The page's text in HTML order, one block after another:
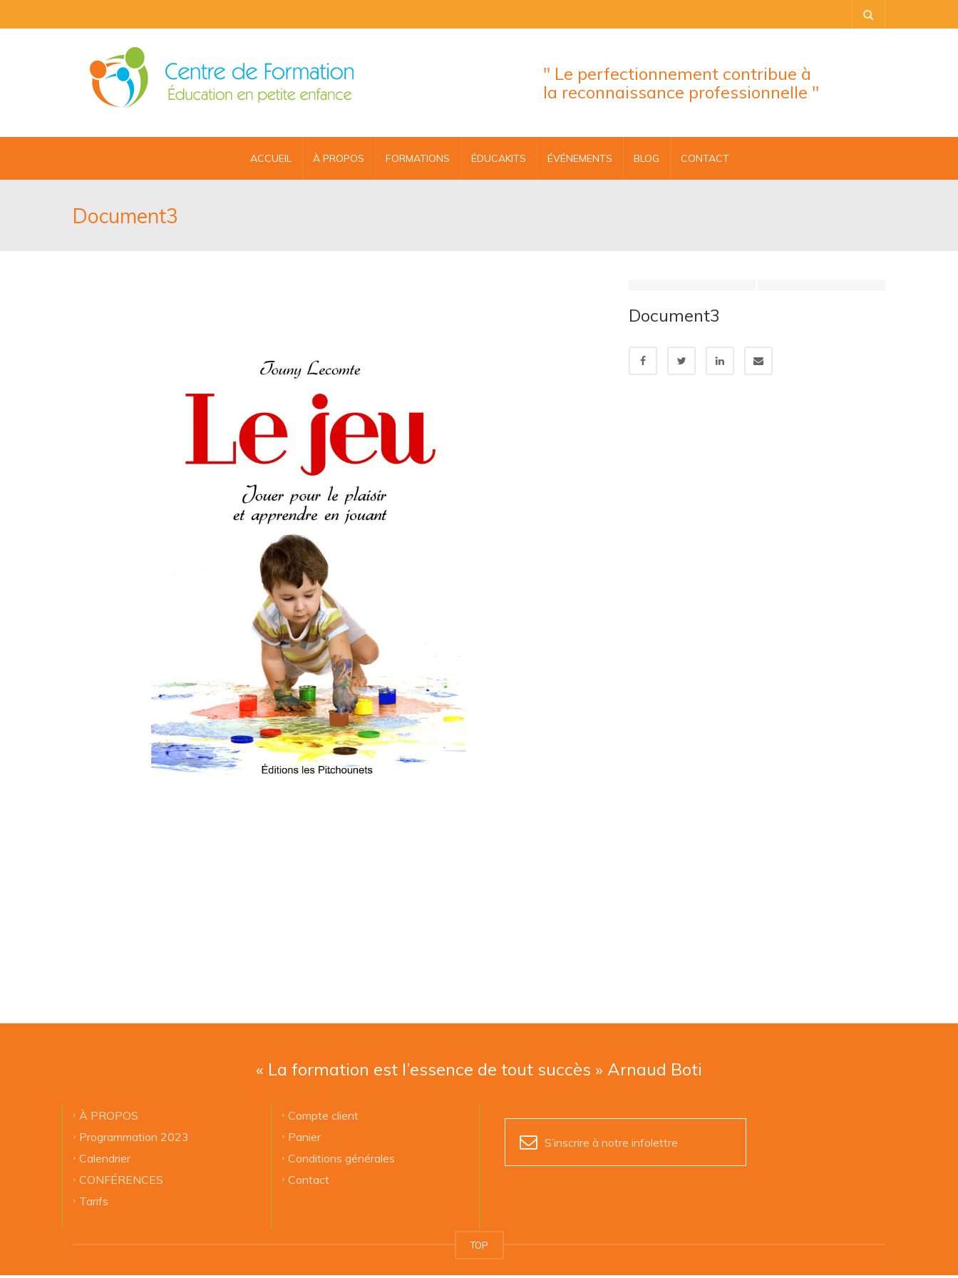
" Le perfectionnement contribue à
la reconnaissance professionnelle "
ACCUEIL À PROPOS FORMATIONS ÉDUCAKITS ÉVÉNEMENTS BLOG CONTACT
Document3
Document3
« La formation est l’essence de tout succès » Arnaud Boti
À PROPOS
Programmation 2023
Calendrier
CONFÉRENCES
Tarifs
Compte client
Panier
Conditions générales
Contact
S’inscrire à notre infolettre
TOP